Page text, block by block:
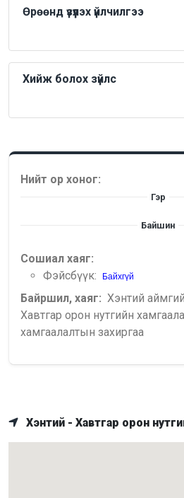
Өрөөнд үзүүлэх үйлчилгээ
Хийж болох зүйлс
Нийт ор хоног:
Гэр
Байшин
Сошиал хаяг:
Фэйсбүүк:
Байхгүй
Байршил, хаяг: Хэнтий
Хавтгар орон нутгийн
хамгаалалтын захиргаа
Хэнтий - Хавтгар орон